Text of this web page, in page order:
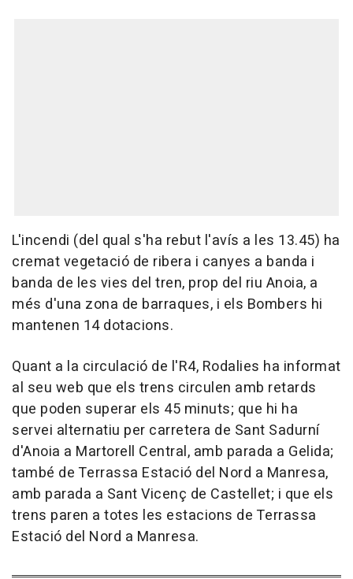
L'incendi (del qual s'ha rebut l'avís a les 13.45) ha
cremat vegetació de ribera i canyes a banda i
banda de les vies del tren, prop del riu Anoia, a
més d'una zona de barraques, i els Bombers hi
mantenen 14 dotacions.
Quant a la circulació de l'R4, Rodalies ha informat
al seu web que els trens circulen amb retards
que poden superar els 45 minuts; que hi ha
servei alternatiu per carretera de Sant Sadurní
d'Anoia a Martorell Central, amb parada a Gelida;
també de Terrassa Estació del Nord a Manresa,
amb parada a Sant Vicenç de Castellet; i que els
trens paren a totes les estacions de Terrassa
Estació del Nord a Manresa.